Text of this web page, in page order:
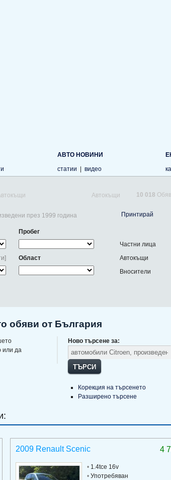
АВТО НОВИНИ
статии
видео
Автокъщи 10 018
Принтирай
през 1999 година
Пробег
Област
Частни лица
Автокъщи
Вносители
обяви от България
или да
Ново търсене за:
ТЪРСИ
Корекция на търсенето
Разширено търсене
4
2009 Renault Scenic
•1.4tce 16v
•Употребяван